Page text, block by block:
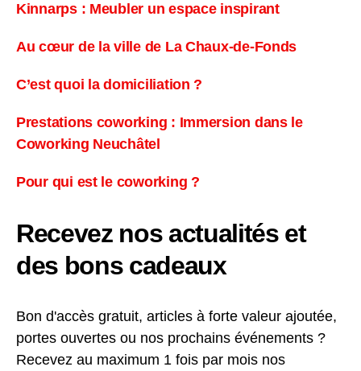
Kinnarps : Meubler un espace inspirant
Au cœur de la ville de La Chaux-de-Fonds
C’est quoi la domiciliation ?
Prestations coworking : Immersion dans le
Coworking Neuchâtel
Pour qui est le coworking ?
Recevez nos actualités et
des bons cadeaux
Bon d'accès gratuit, articles à forte valeur ajoutée,
portes ouvertes ou nos prochains événements ?
Recevez au maximum 1 fois par mois nos